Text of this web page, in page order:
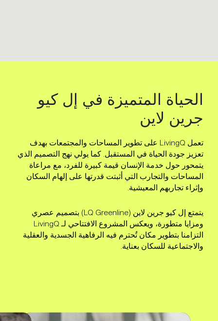
الحياة المتميزة في إل كيو
جرين لاين
تعمل LivingQ على تطوير المساحات والمجتمعات بهدف
تعزيز جودة الحياة في المستقبل. كما يولي نهج التصميم الذي
يتمحور حول خدمة الإنسان قيمة كبيرة للفرد، مع مراعاة
المساحات والتجارب التي أثبتت قدرتها على إلهام السكان
وإثراء تجاربهم المعيشية.
يتمتع إل كيو جرين لاين (LQ Greenline) بتصميم عصري
ومزايا متطورة، ويعكس المشروع الافتتاحي لـ LivingQ
التزامنا بتطوير مكان تُحترم فيه الرفاهية الجسدية والعقلية
والاجتماعية للسكان بعناية.